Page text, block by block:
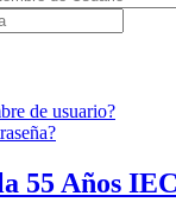
de usuario?
55 Años